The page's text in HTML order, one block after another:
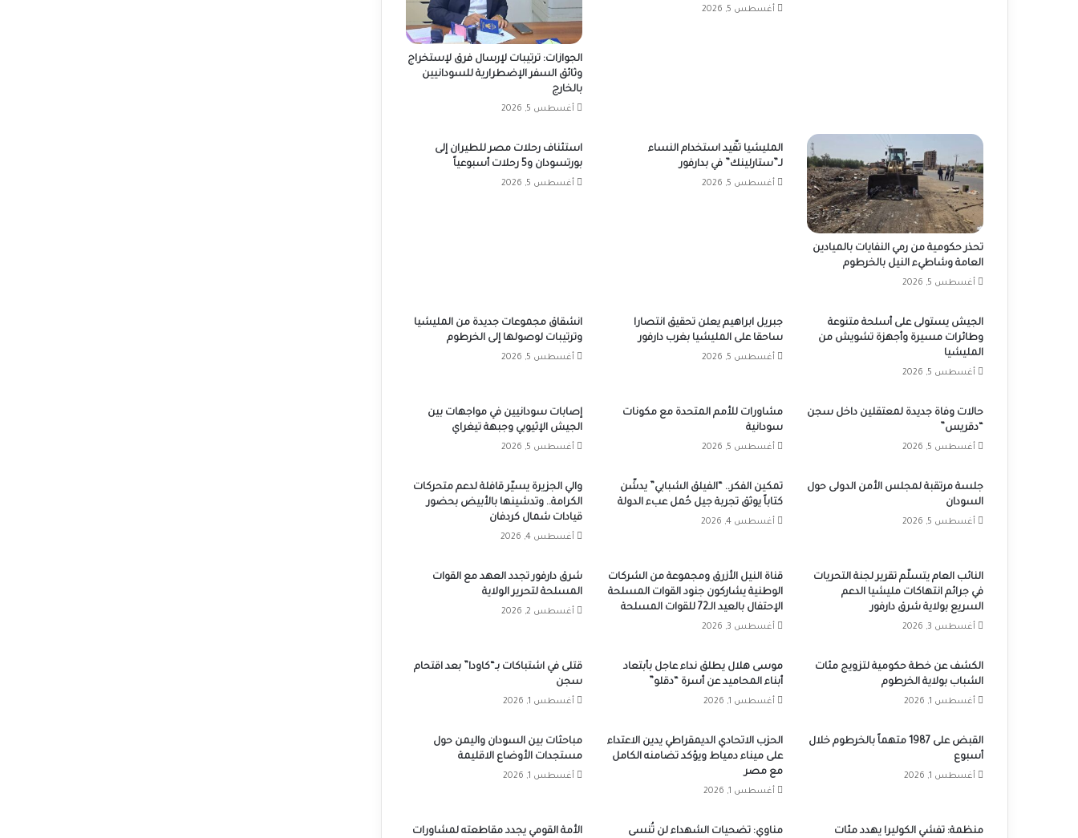
أغسطس 5, 2026
الجوازات: ترتيبات لإرسال فرق لإستخراج
وثائق السفر الإضطرارية للسودانيين
بالخارج
أغسطس 5, 2026
تحذر حكومية من رمي النفايات بالميادين
العامة وشاطيء النيل بالخرطوم
أغسطس 5, 2026
المليشيا تقّيد استخدام النساء
لـ”ستارلينك” في بدارفور
أغسطس 5, 2026
استئناف رحلات مصر للطيران إلى
بورتسودان و5 رحلات أسبوعياً
أغسطس 5, 2026
الجيش يستولى على أسلحة متنوعة
وطائرات مسيرة وأجهزة تشويش من
المليشيا
أغسطس 5, 2026
جبريل ابراهيم يعلن تحقيق انتصارا
ساحقا على المليشيا بغرب دارفور
أغسطس 5, 2026
انشقاق مجموعات جديدة من المليشيا
وترتيبات لوصولها إلى الخرطوم
أغسطس 5, 2026
حالات وفاة جديدة لمعتقلين داخل سجن
“دقريس”
أغسطس 5, 2026
مشاورات للأمم المتحدة مع مكونات
سودانية
أغسطس 5, 2026
إصابات سودانيين في مواجهات بين
الجيش الإثيوبي وجبهة تيغراي
أغسطس 5, 2026
جلسة مرتقبة لمجلس الأمن الدولى حول
السودان
أغسطس 5, 2026
تمكين الفكر.. “الفيلق الشبابي” يدشّن
كتاباً يوثق تجربة جيل حُمل عبء الدولة
أغسطس 4, 2026
والي الجزيرة يسيّر قافلة لدعم متحركات
الكرامة.. وتدشينها بالأبيض بحضور
قيادات شمال كردفان
أغسطس 4, 2026
النائب العام يتسلّم تقرير لجنة التحريات
في جرائم انتهاكات مليشيا الدعم
السريع بولاية شرق دارفور
أغسطس 3, 2026
قناة النيل الأزرق ومجموعة من الشركات
الوطنية يشاركون جنود القوات المسلحة
الإحتفال بالعيد الـ72 للقوات المسلحة
أغسطس 3, 2026
شرق دارفور تجدد العهد مع القوات
المسلحة لتحرير الولاية
أغسطس 2, 2026
الكشف عن خطة حكومية لتزويج مئات
الشباب بولاية الخرطوم
أغسطس 1, 2026
موسى هلال يطلق نداء عاجل بأبتعاد
أبناء المحاميد عن أسرة “دقلو”
أغسطس 1, 2026
قتلى في اشتباكات بـ“كاودا” بعد اقتحام
سجن
أغسطس 1, 2026
القبض على 1987 متهماً بالخرطوم خلال
أسبوع
أغسطس 1, 2026
الحزب الاتحادي الديمقراطي يدين الاعتداء
على ميناء دمياط ويؤكد تضامنه الكامل
مع مصر
أغسطس 1, 2026
مباحثات بين السودان واليمن حول
مستجدات الأوضاع الاقليمة
أغسطس 1, 2026
منظمة: تفشي الكوليرا يهدد مئات
مناوي: تضحيات الشهداء لن تُنسى
الأمة القومي يجدد مقاطعته لمشاورات